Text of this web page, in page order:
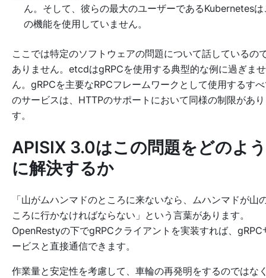
ん。そして、彼らの最大のユーザーであるKubernetesは
の機能を使用していません。
ここでは特定のソフトウェアの問題について話しているの
ありません。etcdはgRPCを使用する典型的な例に過ぎませ
ん。gRPCを主要なRPCフレームワークとして使用するす
のサービスは、HTTPのサポートにおいて同様の制限があ
す。
APISIX 3.0はこの問題をどのよう
に解決するか
「山がムハンマドのところに来ないなら、ムハンマドが山
ころに行かなければならない」という言葉があります。
OpenRestyの下でgRPCクライアントを実装すれば、gRPC
ービスと直接通信できます。
作業量と安定性を考慮して、車輪の再発明をするのではな